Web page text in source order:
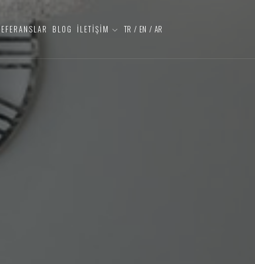
BLOG İLETİŞİM TR / EN / AR